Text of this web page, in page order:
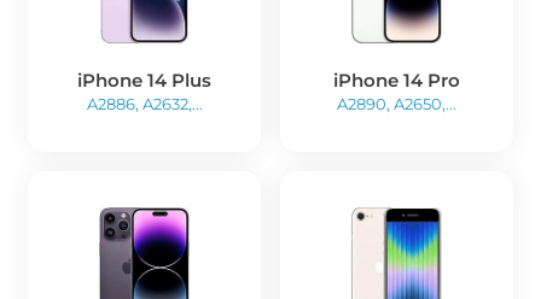
iPhone 14 Plus
A2886, A2632,...
iPhone 14 Pro
A2890, A2650,...